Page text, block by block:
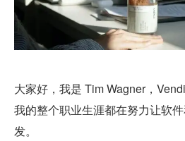
大家好，我是 Tim Wagner，
我的整个职业生涯都在努力让软
发。